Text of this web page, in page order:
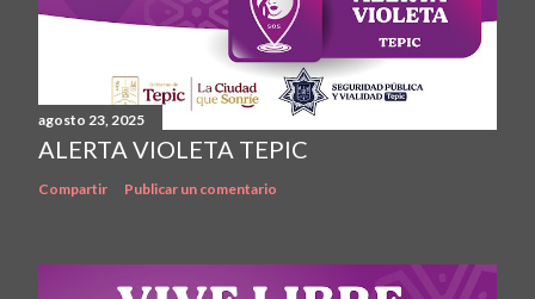
agosto 23, 2025
ALERTA VIOLETA TEPIC
Compartir Publicar un comentario